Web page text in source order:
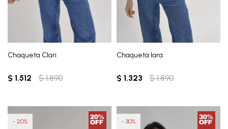
Chaqueta Clari
$ 1.512 $ 1.890
Chaqueta Iara
$ 1.323 $ 1.890
20 30